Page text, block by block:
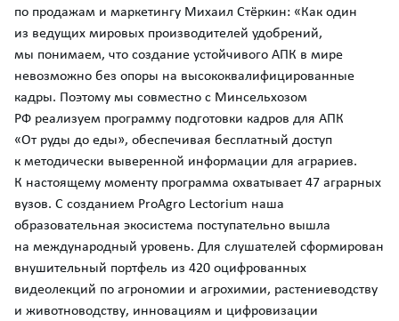
по продажам и маркетингу Михаил Стёркин: «Как один
из ведущих мировых производителей удобрений,
мы понимаем, что создание устойчивого АПК в мире
невозможно без опоры на высококвалифицированные
кадры. Поэтому мы совместно с Минсельхозом
РФ реализуем программу подготовки кадров для АПК
«От руды до еды», обеспечивая бесплатный доступ
к методически выверенной информации для аграриев.
К настоящему моменту программа охватывает 47 аграрных
вузов. С созданием ProAgro Lectorium наша
образовательная экосистема поступательно вышла
на международный уровень. Для слушателей сформирован
внушительный портфель из 420 оцифрованных
видеолекций по агрономии и агрохимии, растениеводству
и животноводству, инновациям и цифровизации